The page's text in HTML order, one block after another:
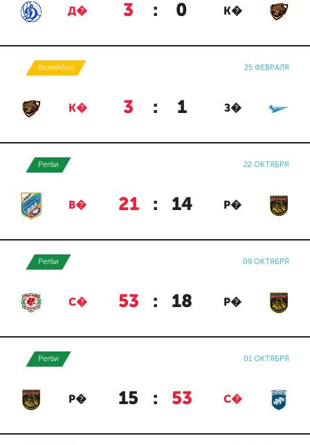
Д� 3 : 0 К�
Волейбол 25 ФЕВРАЛЯ
К� 3 : 1 З�
Регби 22 ОКТЯБРЯ
В� 21 : 14 Р�
Регби 09 ОКТЯБРЯ
С� 53 : 18 Р�
Регби 01 ОКТЯБРЯ
Р� 15 : 53 С�